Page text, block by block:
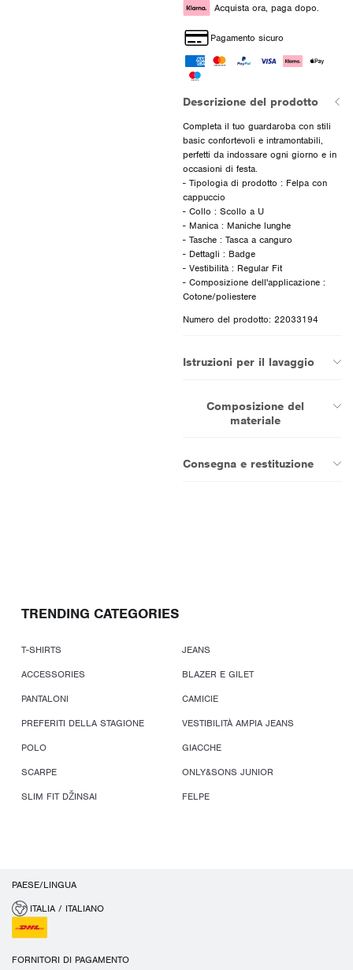
Acquista ora, paga dopo.
Pagamento sicuro
Descrizione del prodotto
Completa il tuo guardaroba con stili
basic confortevoli e intramontabili,
perfetti da indossare ogni giorno e in
occasioni di festa.
- Tipologia di prodotto : Felpa con
cappuccio
- Collo : Scollo a U
- Manica : Maniche lunghe
- Tasche : Tasca a canguro
- Dettagli : Badge
- Vestibilità : Regular Fit
- Composizione dell'applicazione :
Cotone/poliestere
Numero del prodotto: 22033194
Istruzioni per il lavaggio
Composizione del
materiale
Consegna e restituzione
TRENDING CATEGORIES
T-SHIRTS
JEANS
ACCESSORIES
BLAZER E GILET
PANTALONI
CAMICIE
PREFERITI DELLA STAGIONE
VESTIBILITÀ AMPIA JEANS
POLO
GIACCHE
SCARPE
ONLY&SONS JUNIOR
SLIM FIT DŽINSAI
FELPE
PAESE/LINGUA
ITALIA / ITALIANO
FORNITORI DI PAGAMENTO